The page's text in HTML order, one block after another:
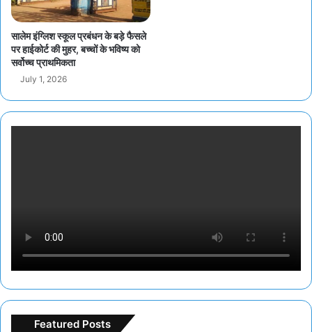
सालेम इंग्लिश स्कूल प्रबंधन के बड़े फैसले
पर हाईकोर्ट की मुहर, बच्चों के भविष्य को
सर्वोच्च प्राथमिकता
July 1, 2026
Featured Posts